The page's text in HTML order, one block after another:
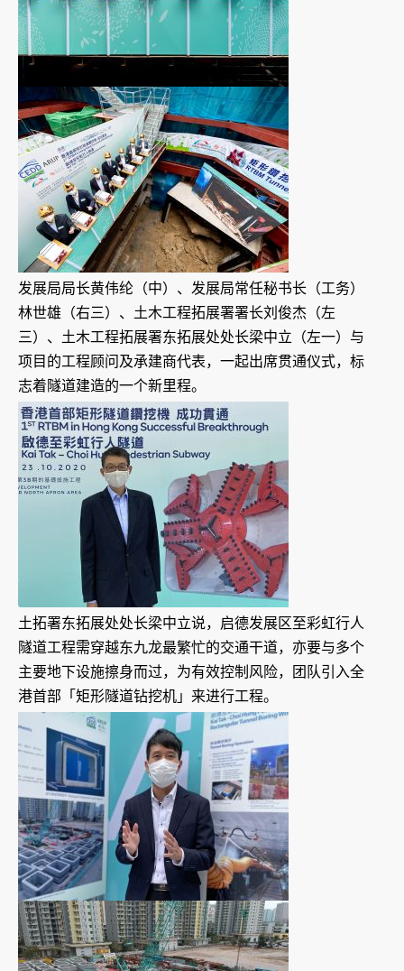
发展局局长黄伟纶（中）、发展局常任秘书长（工务）
林世雄（右三）、土木工程拓展署署长刘俊杰（左
三）、土木工程拓展署东拓展处处长梁中立（左一）与
项目的工程顾问及承建商代表，一起出席贯通仪式，标
志着隧道建造的一个新里程。
土拓署东拓展处处长梁中立说，启德发展区至彩虹行人
隧道工程需穿越东九龙最繁忙的交通干道，亦要与多个
主要地下设施擦身而过，为有效控制风险，团队引入全
港首部「矩形隧道钻挖机」来进行工程。